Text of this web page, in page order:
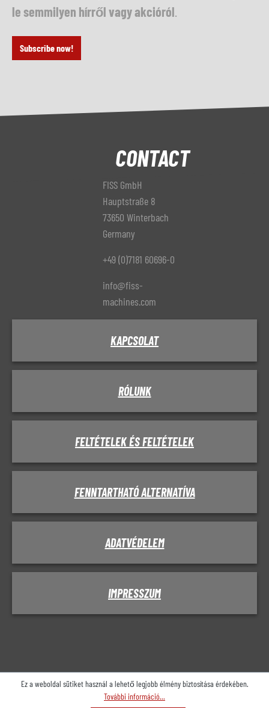
le semmilyen hírről vagy akcióról
Subscribe now!
CONTACT
FISS GmbH
Hauptstraße 8
73650 Winterbach
Germany
+49 (0)7181 60696-0
info@fiss-
machines.com
KAPCSOLAT
RÓLUNK
FELTÉTELEK ÉS FELTÉTELEK
FENNTARTHATÓ ALTERNATÍVA
ADATVÉDELEM
IMPRESSZUM
Ez a weboldal sütiket használ a lehető legjobb élmény biztosítása érdekében.
További információ...